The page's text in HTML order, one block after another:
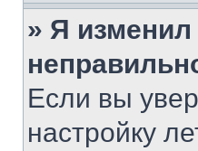
» Я изменил
Если вы
настройку